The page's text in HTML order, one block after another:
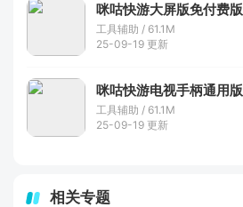
咪咕快游大屏版免付费版
工具辅助 / 61.1M
25-09-19 更新
咪咕快游电视手柄通用版
工具辅助 / 61.1M
25-09-19 更新
相关专题